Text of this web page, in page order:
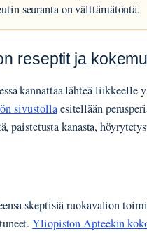
seuranta on välttämätöntä.
reseptit ja
kannattaa lähteä liikkeelle
sivustollaesitellään
paistetusta kanasta,
skeptisiä ruokavalion
Yliopiston Apteekin